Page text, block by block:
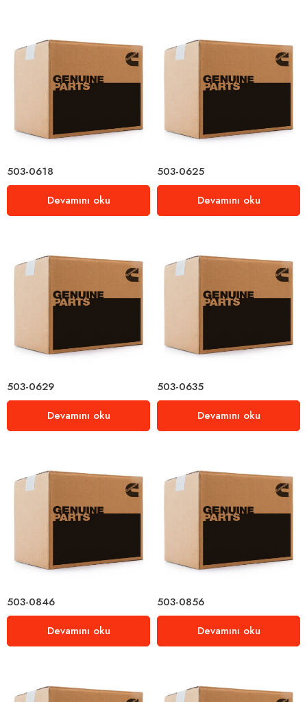
503-0618
Devamını oku
503-0625
Devamını oku
503-0629
Devamını oku
503-0635
Devamını oku
503-0846
Devamını oku
503-0856
Devamını oku